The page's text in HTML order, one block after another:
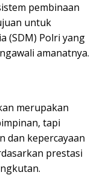
pembinaan
untuk
(SDM) Polri yang
amanatnya.
merupakan
tapi
dan kepercayaan
prestasi